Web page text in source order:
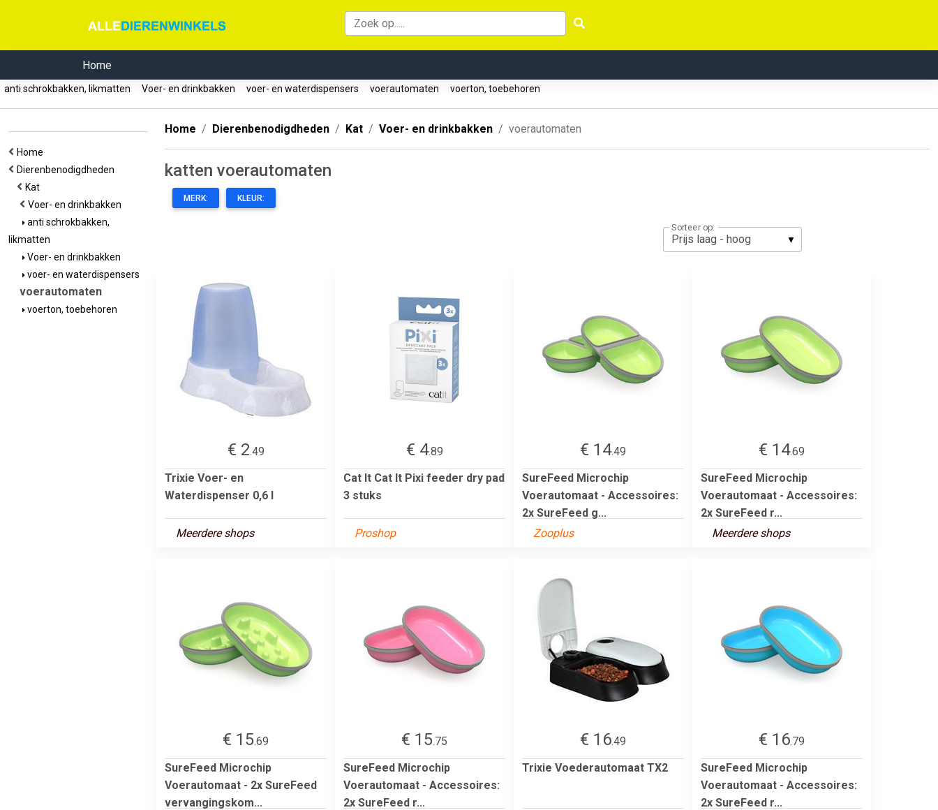
Home
anti schrokbakken, likmatten Voer- en drinkbakken voer- en waterdispensers voerautomaten voerton, toebehoren
Home
Dierenbenodigdheden
Kat
Voer- en drinkbakken
anti schrokbakken,
likmatten
Voer- en drinkbakken
voer- en waterdispensers
voerautomaten
voerton, toebehoren
Home Dierenbenodigdheden Kat Voer- en drinkbakken voerautomaten
katten voerautomaten
MERK: KLEUR:
Sorteer op:
€ 2.49
Trixie Voer- en
Waterdispenser 0,6 l
Meerdere shops
€ 4.89
Cat It Cat It Pixi feeder dry pad
3 stuks
Proshop
€ 14.49
SureFeed Microchip
Voerautomaat - Accessoires:
2x SureFeed g...
Zooplus
€ 14.69
SureFeed Microchip
Voerautomaat - Accessoires:
2x SureFeed r...
Meerdere shops
€ 15.69
SureFeed Microchip
Voerautomaat - 2x SureFeed
vervangingskom...
€ 15.75
SureFeed Microchip
Voerautomaat - Accessoires:
2x SureFeed r...
€ 16.49
Trixie Voederautomaat TX2
€ 16.79
SureFeed Microchip
Voerautomaat - Accessoires:
2x SureFeed r...